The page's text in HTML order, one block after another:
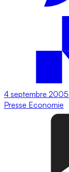
4 septembre 2005
Presse Economie